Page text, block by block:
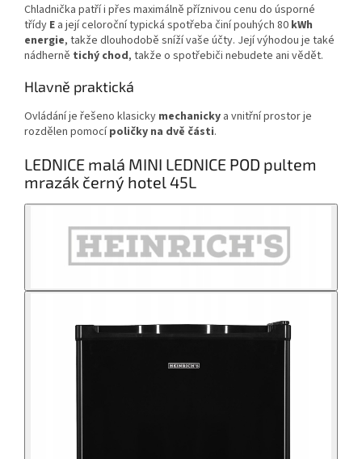
Chladnička patří i přes maximálně příznivou cenu do úsporné
třídy E a její celoroční typická spotřeba činí pouhých 80 kWh
energie, takže dlouhodobě sníží vaše účty. Její výhodou je také
nádherně tichý chod, takže o spotřebiči nebudete ani vědět.
Hlavně praktická
Ovládání je řešeno klasicky mechanicky a vnitřní prostor je
rozdělen pomocípoličky na dvě části.
LEDNICE malá MINI LEDNICE POD pultem
mrazák černý hotel 45L